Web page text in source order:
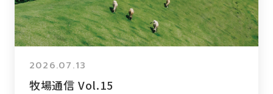
2026.07.13
牧場通信 Vol.15